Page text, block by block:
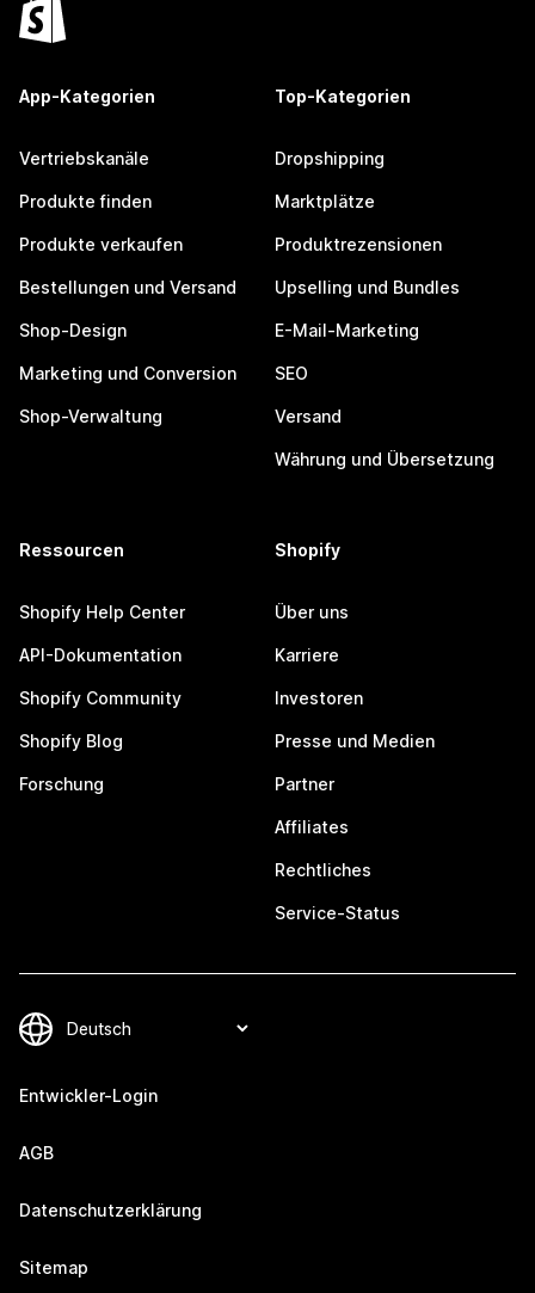
App-Kategorien
Vertriebskanäle
Produkte finden
Produkte verkaufen
Bestellungen und Versand
Shop-Design
Marketing und Conversion
Shop-Verwaltung
Top-Kategorien
Dropshipping
Marktplätze
Produktrezensionen
Upselling und Bundles
E-Mail-Marketing
SEO
Versand
Währung und Übersetzung
Ressourcen
Shopify Help Center
API-Dokumentation
Shopify Community
Shopify Blog
Forschung
Shopify
Über uns
Karriere
Investoren
Presse und Medien
Partner
Affiliates
Rechtliches
Service-Status
Entwickler-Login
AGB
Datenschutzerklärung
Sitemap